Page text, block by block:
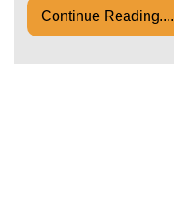
Continue Reading....